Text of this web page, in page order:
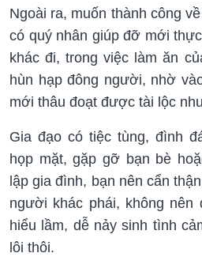
Ngoài ra, muốn thành công
có quý nhân giúp đỡ mới
khác đi, trong việc làm ăn
hùn hạp đông người, nhờ
mới thâu đoạt được tài lộc
Gia đạo có tiệc tùng, đình
họp mặt, gặp gỡ bạn bè
lập gia đình, bạn nên cẩn
người khác phái, không nên
hiểu lầm, dễ nảy sinh tình
lôi thôi.